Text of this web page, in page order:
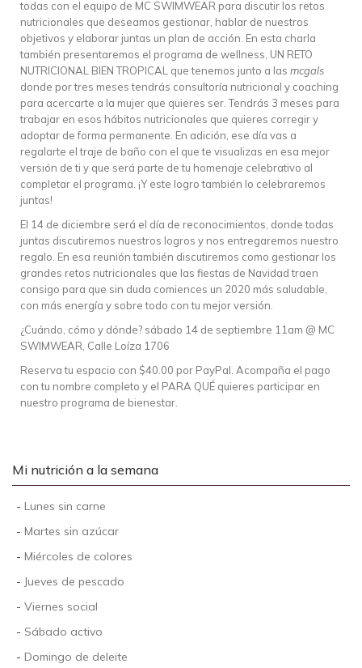
todas con el equipo de MC SWIMWEAR para discutir los retos
nutricionales que deseamos gestionar, hablar de nuestros
objetivos y elaborar juntas un plan de acción. En esta charla
también presentaremos el programa de wellness, UN RETO
NUTRICIONAL BIEN TROPICAL que tenemos junto a las mcgals
donde por tres meses tendrás consultoría nutricional y coaching
para acercarte a la mujer que quieres ser. Tendrás 3 meses para
trabajar en esos hábitos nutricionales que quieres corregir y
adoptar de forma permanente. En adición, ese día vas a
regalarte el traje de baño con el que te visualizas en esa mejor
versión de ti y que será parte de tu homenaje celebrativo al
completar el programa. ¡Y este logro también lo celebraremos
juntas!
El 14 de diciembre será el día de reconocimientos, donde todas
juntas discutiremos nuestros logros y nos entregaremos nuestro
regalo. En esa reunión también discutiremos como gestionar los
grandes retos nutricionales que las fiestas de Navidad traen
consigo para que sin duda comiences un 2020 más saludable,
con más energía y sobre todo con tu mejor versión.
¿Cuándo, cómo y dónde? sábado 14 de septiembre 11am @ MC
SWIMWEAR, Calle Loíza 1706
Reserva tu espacio con $40.00 por PayPal. Acompaña el pago
con tu nombre completo y el PARA QUÉ quieres participar en
nuestro programa de bienestar.
Mi nutrición a la semana
- Lunes sin carne
- Martes sin azúcar
- Miércoles de colores
- Jueves de pescado
- Viernes social
- Sábado activo
- Domingo de deleite